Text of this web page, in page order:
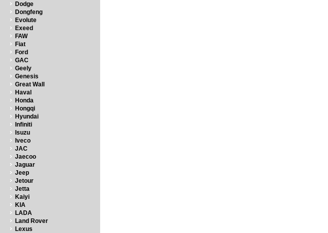
Dodge
Dongfeng
Evolute
Exeed
FAW
Fiat
Ford
GAC
Geely
Genesis
Great Wall
Haval
Honda
Hongqi
Hyundai
Infiniti
Isuzu
Iveco
JAC
Jaecoo
Jaguar
Jeep
Jetour
Jetta
Kaiyi
KIA
LADA
Land Rover
Lexus